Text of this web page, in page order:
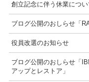
創立記念に伴う休業につい
ブログ公開のおしらせ「
役員改選のお知らせ
ブログ公開のおしらせ「
アップとレストア」